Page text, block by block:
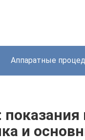
Аппаратные
и